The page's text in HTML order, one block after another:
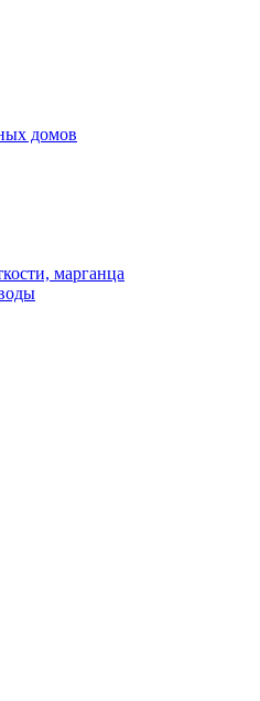
домов
марганца